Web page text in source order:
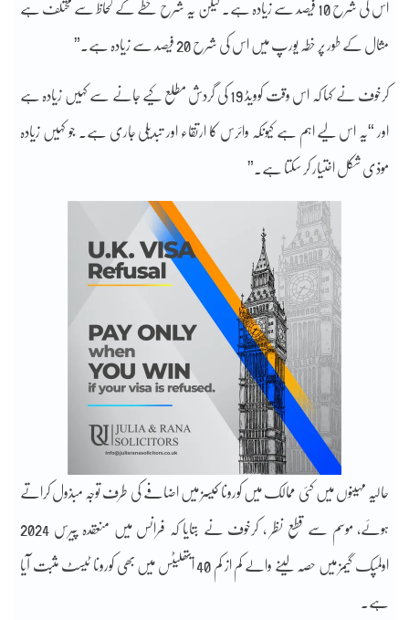
اس کی شرح 10 فیصد سے زیادہ ہے۔ لیکن یہ شرح خطے کے لحاظ سے مختلف ہے
مثال کے طور پر خطہ یورپ میں اس کی شرح 20 فیصد سے زیادہ ہے۔”
کرخوف نے کہا کہ اس وقت کوویڈ 19 کی گردش مطلع کیے جانے سے کہیں زیادہ ہے
اور “یہ اس لیے اہم ہے کیونکہ وائرس کا ارتقاء اور تبدیلی جاری ہے۔ جو کہیں زیادہ
موذی شکل اختیار کر سکتا ہے۔”
حالیہ مہینوں میں کئی ممالک میں کورونا کیسز میں اضافے کی طرف توجہ مبذول کراتے
ہوئے، موسم سے قطع نظر ، کرخوف نے بتایا کہ فرانس میں منعقدہ پیرس 2024
اولمپک گیمز میں حصہ لینے والے کم از کم 40 ایتھلیٹس میں بھی کورونا ٹیسٹ مثبت آیا
ہے۔